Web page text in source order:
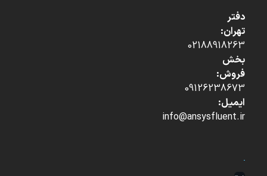
دفتر
تهران:
02188918263
بخش
فروش:
09126238673
ایمیل:
info@ansysfluent.ir